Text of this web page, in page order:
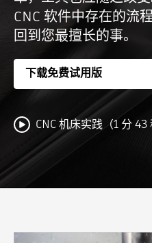
CNC 软件中存在的流
回到您最擅长的事。
下载免费试用版
CNC 机床实践（1 分 43